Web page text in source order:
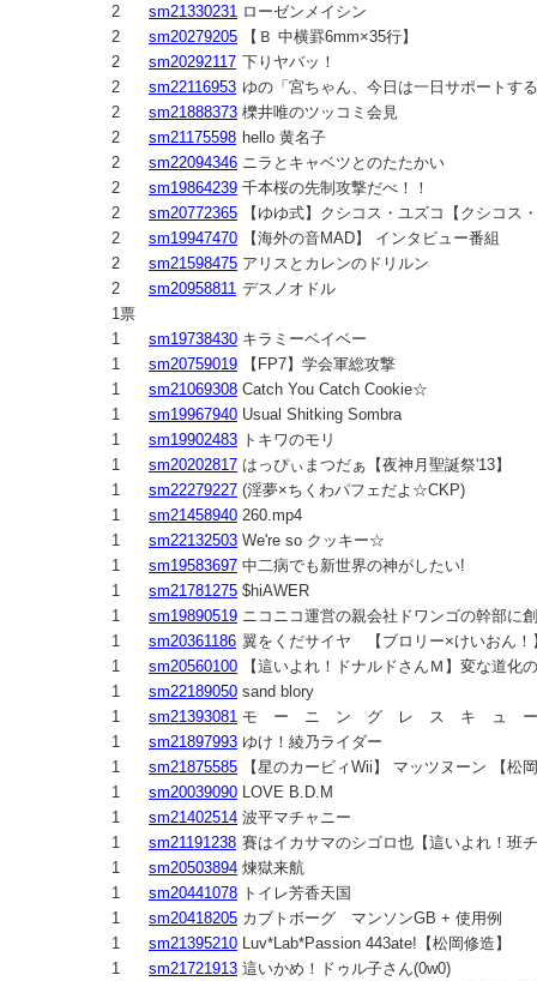
2 sm21330231 ローゼンメイシン
2
sm20279205
【Ｂ 中横罫6mm×35行】
2
sm20292117 下りヤバッ！
2
sm22116953 ゆの「宮ちゃん、今日は一日サポートす
2
sm21888373 櫟井唯のツッコミ会見
2
sm21175598 hello 黄名子
2
sm22094346 ニラとキャベツとのたたかい
2
sm19864239 千本桜の先制攻撃だべ！！
2
sm20772365
【ゆゆ式】クシコス・ユズコ【クシコス
2
sm19947470
【海外の音MAD】 インタビュー番組
2
sm21598475 アリスとカレンのドリルン
2
sm20958811 デスノオドル
1票
1
sm19738430 キラミーベイベー
1
sm20759019
【FP7】学会軍総攻撃
1
sm21069308 Catch You Catch Cookie☆
1
sm19967940 Usual Shitking Sombra
1
sm19902483 トキワのモリ
1
sm20202817 はっぴぃまつだぁ【夜神月聖誕祭'13】
1
sm22279227 (淫夢×ちくわパフェだよ☆CKP)
1
sm21458940 260.mp4
1
sm22132503 We're so クッキー☆
1
sm19583697 中二病でも新世界の神がしたい!
1
sm21781275 $hiAWER
1
sm19890519 ニコニコ運営の親会社ドワンゴの幹部に
1
sm20361186 翼をくだサイヤ 【ブロリー×けいおん！
1
sm20560100
【這いよれ！ドナルドさんＭ】変な道化
1
sm22189050 sand blory
1
sm21393081 モ ー ニ ン グ レ ス キ ュ
1
sm21897993 ゆけ！綾乃ライダー
1
sm21875585
【星のカービィWii】 マッツヌーン 【松
1
sm20039090
LOVE B.D.M
1
sm21402514 波平マチャニー
1
sm21191238 賽はイカサマのシゴロ也【這いよれ！班
1
sm20503894 煉獄来航
1
sm20441078 トイレ芳香天国
1
sm20418205 カブトボーグ マンソンGB + 使用例
1
sm21395210
Luv*Lab*Passion 443ate!【松岡修造】
1
sm21721913 這いかめ！ドゥル子さん(0w0)